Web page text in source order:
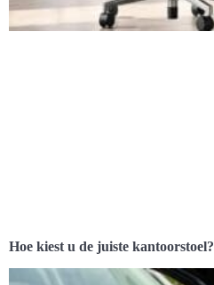
Hoe kiest u de juiste kantoorstoel?